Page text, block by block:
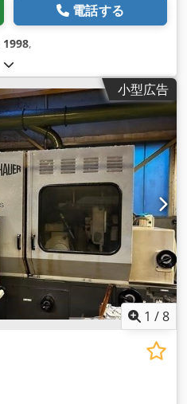
電話する
1998,
小型広告
1 /8